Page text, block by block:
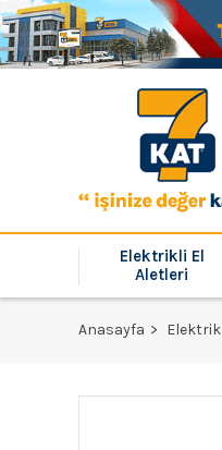
Elektrikli El
Aletleri
Anasayfa Elektrik